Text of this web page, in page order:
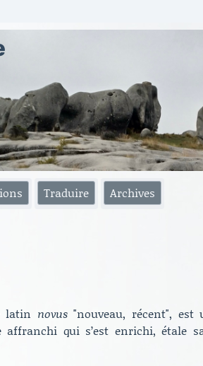
Traduire Archives
latin novus"nouveau, récent", est
affranchi qui s’est enrichi, étale